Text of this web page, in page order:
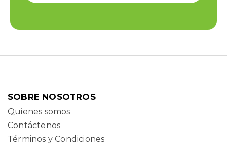
SOBRE NOSOTROS
Quienes somos
Contáctenos
Términos y Condiciones